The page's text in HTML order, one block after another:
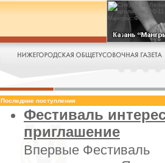
Последние поступления
Фестиваль
приглашение
Впервые Фестиваль